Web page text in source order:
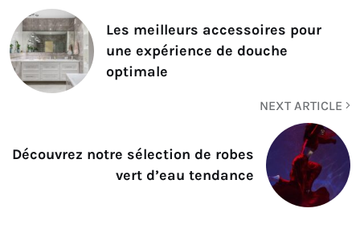
Les meilleurs accessoires pour
une expérience de douche
optimale
NEXT ARTICLE
Découvrez notre sélection de robes
vert d’eau tendance